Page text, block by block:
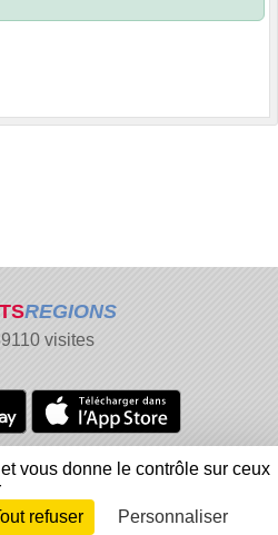
REGIONS
visites
Gestion des cookies
un contenu inapproprié
Connexion
vous donne le contrôle sur ceux
refuser Personnaliser